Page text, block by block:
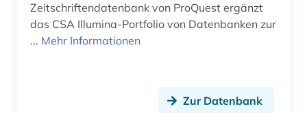
jazzband (1)
jazzmusiker (1)
Zeitschriftendatenbank von ProQuest ergänzt
das CSA Illumina-Portfolio von Datenbanken zur
... Mehr Informationen
Zur Datenbank